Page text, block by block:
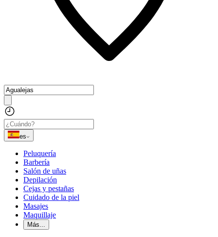
es
Peluquería
Barbería
Salón de uñas
Depilación
Cejas y pestañas
Cuidado de la piel
Masajes
Maquillaje
Más...